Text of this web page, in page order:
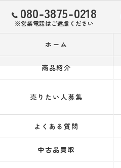
080-3875-0218
※営業電話はご遠慮ください
ホーム
商品紹介
売りたい人募集
よくある質問
中古品買取